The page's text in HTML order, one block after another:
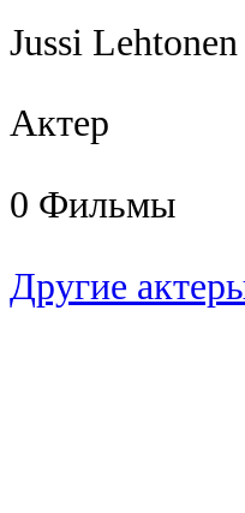
Jussi Lehtonen
Актер
0 Фильмы
Другие